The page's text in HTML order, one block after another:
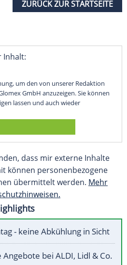
ZURÜCK ZUR STARTSEITE
Inhalt:
um den von unserer Redaktion
GmbH anzuzeigen. Sie können
lassen und auch wieder
dass mir externe Inhalte
können personenbezogene
übermittelt werden. Mehr
- keine Abkühlung in Sicht
bei ALDI, Lidl & Co.